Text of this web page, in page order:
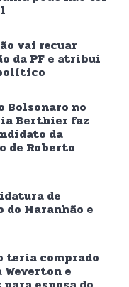
vai recuar
da PF e atribui
Bolsonaro no
Berthier faz
da
de Roberto
de
do Maranhão e
teria comprado
Weverton e